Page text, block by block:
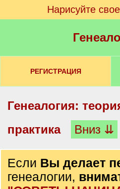
Нарисуйте
РЕГИСТРАЦИЯ
Генеалогия:
практика
Вниз ⇊
Если Вы делает
генеалогии,